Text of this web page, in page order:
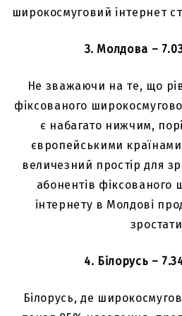
широкосмуговий інтернет
3. Молдова –
Не зважаючи на те, що
фіксованого
є набагато нижчим,
європейськими
величезний простір для
абонентів фіксованого
інтернету в Молдові
4. Білорусь –
Білорусь, де